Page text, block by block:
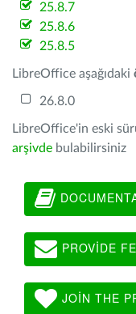
25.8.7
25.8.6
25.8.5
LibreOffice aşağıdaki
26.8.0
LibreOffice'in eski
arşivde bulabilirsiniz
PROVIDE
JOIN THE